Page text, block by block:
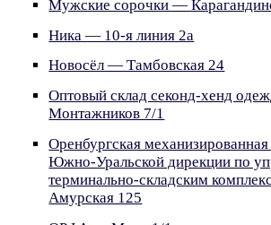
Мужские сорочки —
Ника — 10-я линия 2а
Новосёл — Тамбовская 24
Оптовый склад секонд-хенд
Монтажников 7/1
Оренбургская
Южно-Уральской дирекции по
терминально-складским
Амурская 125